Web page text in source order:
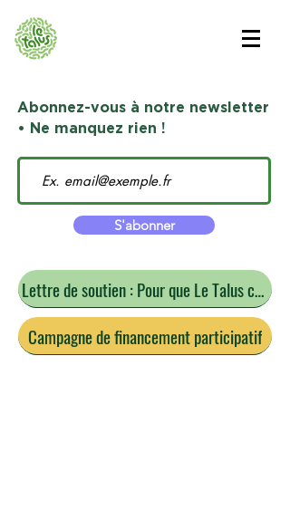
Abonnez-vous à notre newsletter
• Ne manquez rien !
S'abonner
Lettre de soutien : Pour que Le Talus continue
Campagne de financement participatif